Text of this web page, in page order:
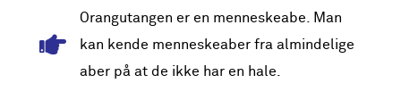
Orangutangen er en menneskeabe. Man
kan kende menneskeaber fra almindelige
aber på at de ikke har en hale.